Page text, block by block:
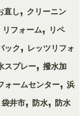
直し, クリーニン
リフォーム, リペ
ック, レッツリフォ
スプレー, 撥水加
ォームセンター, 浜
袋井市, 防水, 防水